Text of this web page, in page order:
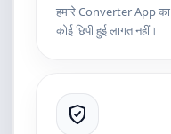
हमारे Converter App
कोई छिपी हुई लागत नहीं।